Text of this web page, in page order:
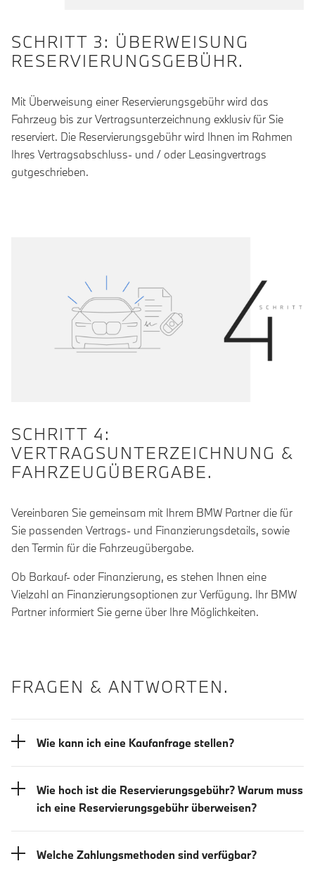
SCHRITT 3: ÜBERWEISUNG
RESERVIERUNGSGEBÜHR.
Mit Überweisung einer Reservierungsgebühr wird das
Fahrzeug bis zur Vertragsunterzeichnung exklusiv für Sie
reserviert. Die Reservierungsgebühr wird Ihnen im Rahmen
Ihres Vertragsabschluss- und / oder Leasingvertrags
gutgeschrieben.
SCHRITT 4:
VERTRAGSUNTERZEICHNUNG &
FAHRZEUGÜBERGABE.
Vereinbaren Sie gemeinsam mit Ihrem BMW Partner die für
Sie passenden Vertrags- und Finanzierungsdetails, sowie
den Termin für die Fahrzeugübergabe.
Ob Barkauf- oder Finanzierung, es stehen Ihnen eine
Vielzahl an Finanzierungsoptionen zur Verfügung. Ihr BMW
Partner informiert Sie gerne über Ihre Möglichkeiten.
FRAGEN & ANTWORTEN.
Wie kann ich eine Kaufanfrage stellen?
Wie hoch ist die Reservierungsgebühr? Warum muss
ich eine Reservierungsgebühr überweisen?
Welche Zahlungsmethoden sind verfügbar?